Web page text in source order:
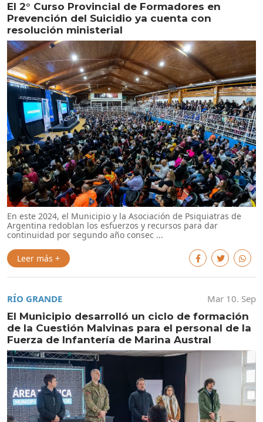
El 2° Curso Provincial de Formadores en
Prevención del Suicidio ya cuenta con
resolución ministerial
En este 2024, el Municipio y la Asociación de Psiquiatras de
Argentina redoblan los esfuerzos y recursos para dar
continuidad por segundo año consec ...
Leer más +
RÍO GRANDE
Mar 10. Sep
El Municipio desarrolló un ciclo de formación
de la Cuestión Malvinas para el personal de la
Fuerza de Infantería de Marina Austral